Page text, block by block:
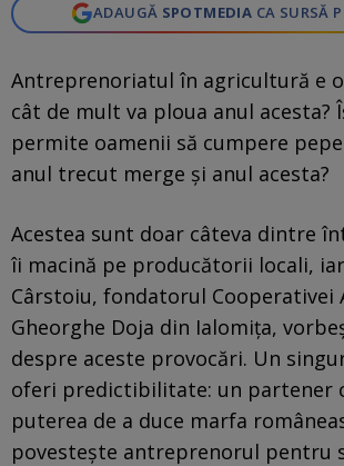
ADAUGĂ SPOTMEDIA CA SURSĂ
Antreprenoriatul în agricultură e
cât de mult va ploua anul acesta?
permite oamenii să cumpere
anul trecut merge și anul acesta?
Acestea sunt doar câteva dintre
îi macină pe producătorii locali,
Cârstoiu, fondatorul Cooperativei
Gheorghe Doja din Ialomița,
despre aceste provocări. Un
oferi predictibilitate: un partener
puterea de a duce marfa
povestește antreprenorul pentru